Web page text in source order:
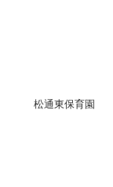
松通東保育園